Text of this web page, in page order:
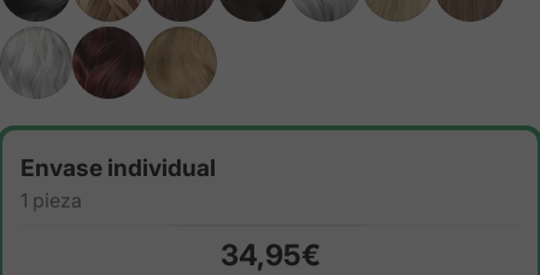
Cantidad
Envase individual
1 pieza
34,95€